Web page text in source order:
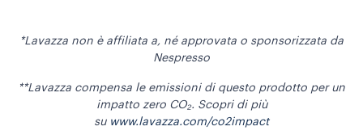
*Lavazza non è affiliata a, né approvata o sponsorizzata da
Nespresso
**Lavazza compensa le emissioni di questo prodotto per un
impatto zero CO₂. Scopri di più
su www.lavazza.com/co2impact